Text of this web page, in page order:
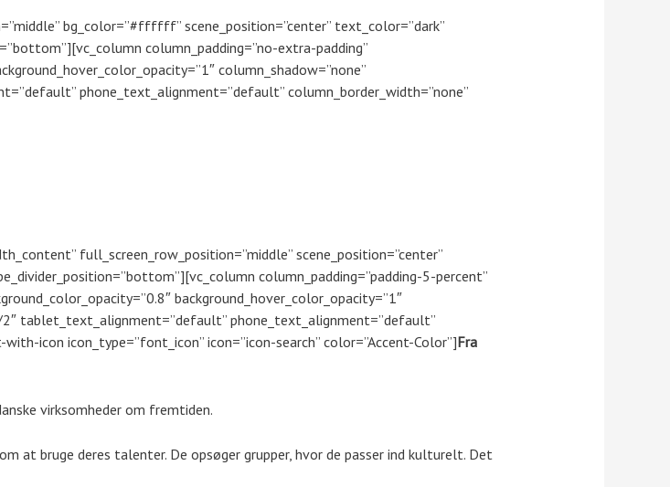
bg_color=”#ffffff” scene_position=”center” text_color=”dark”
column_padding=”no-extra-padding”
column_shadow=”none”
phone_text_alignment=”default” column_border_width=”none”
full_screen_row_position=”middle” scene_position=”center”
column_padding=”padding-5-percent”
background_hover_color_opacity=”1″
2″ tablet_text_alignment=”default” phone_text_alignment=”default”
icon icon_type=”font_icon” icon=”icon-search” color=”Accent-Color”]Fra
virksomheder om fremtiden.
at bruge deres talenter. De opsøger grupper, hvor de passer ind kulturelt. Det